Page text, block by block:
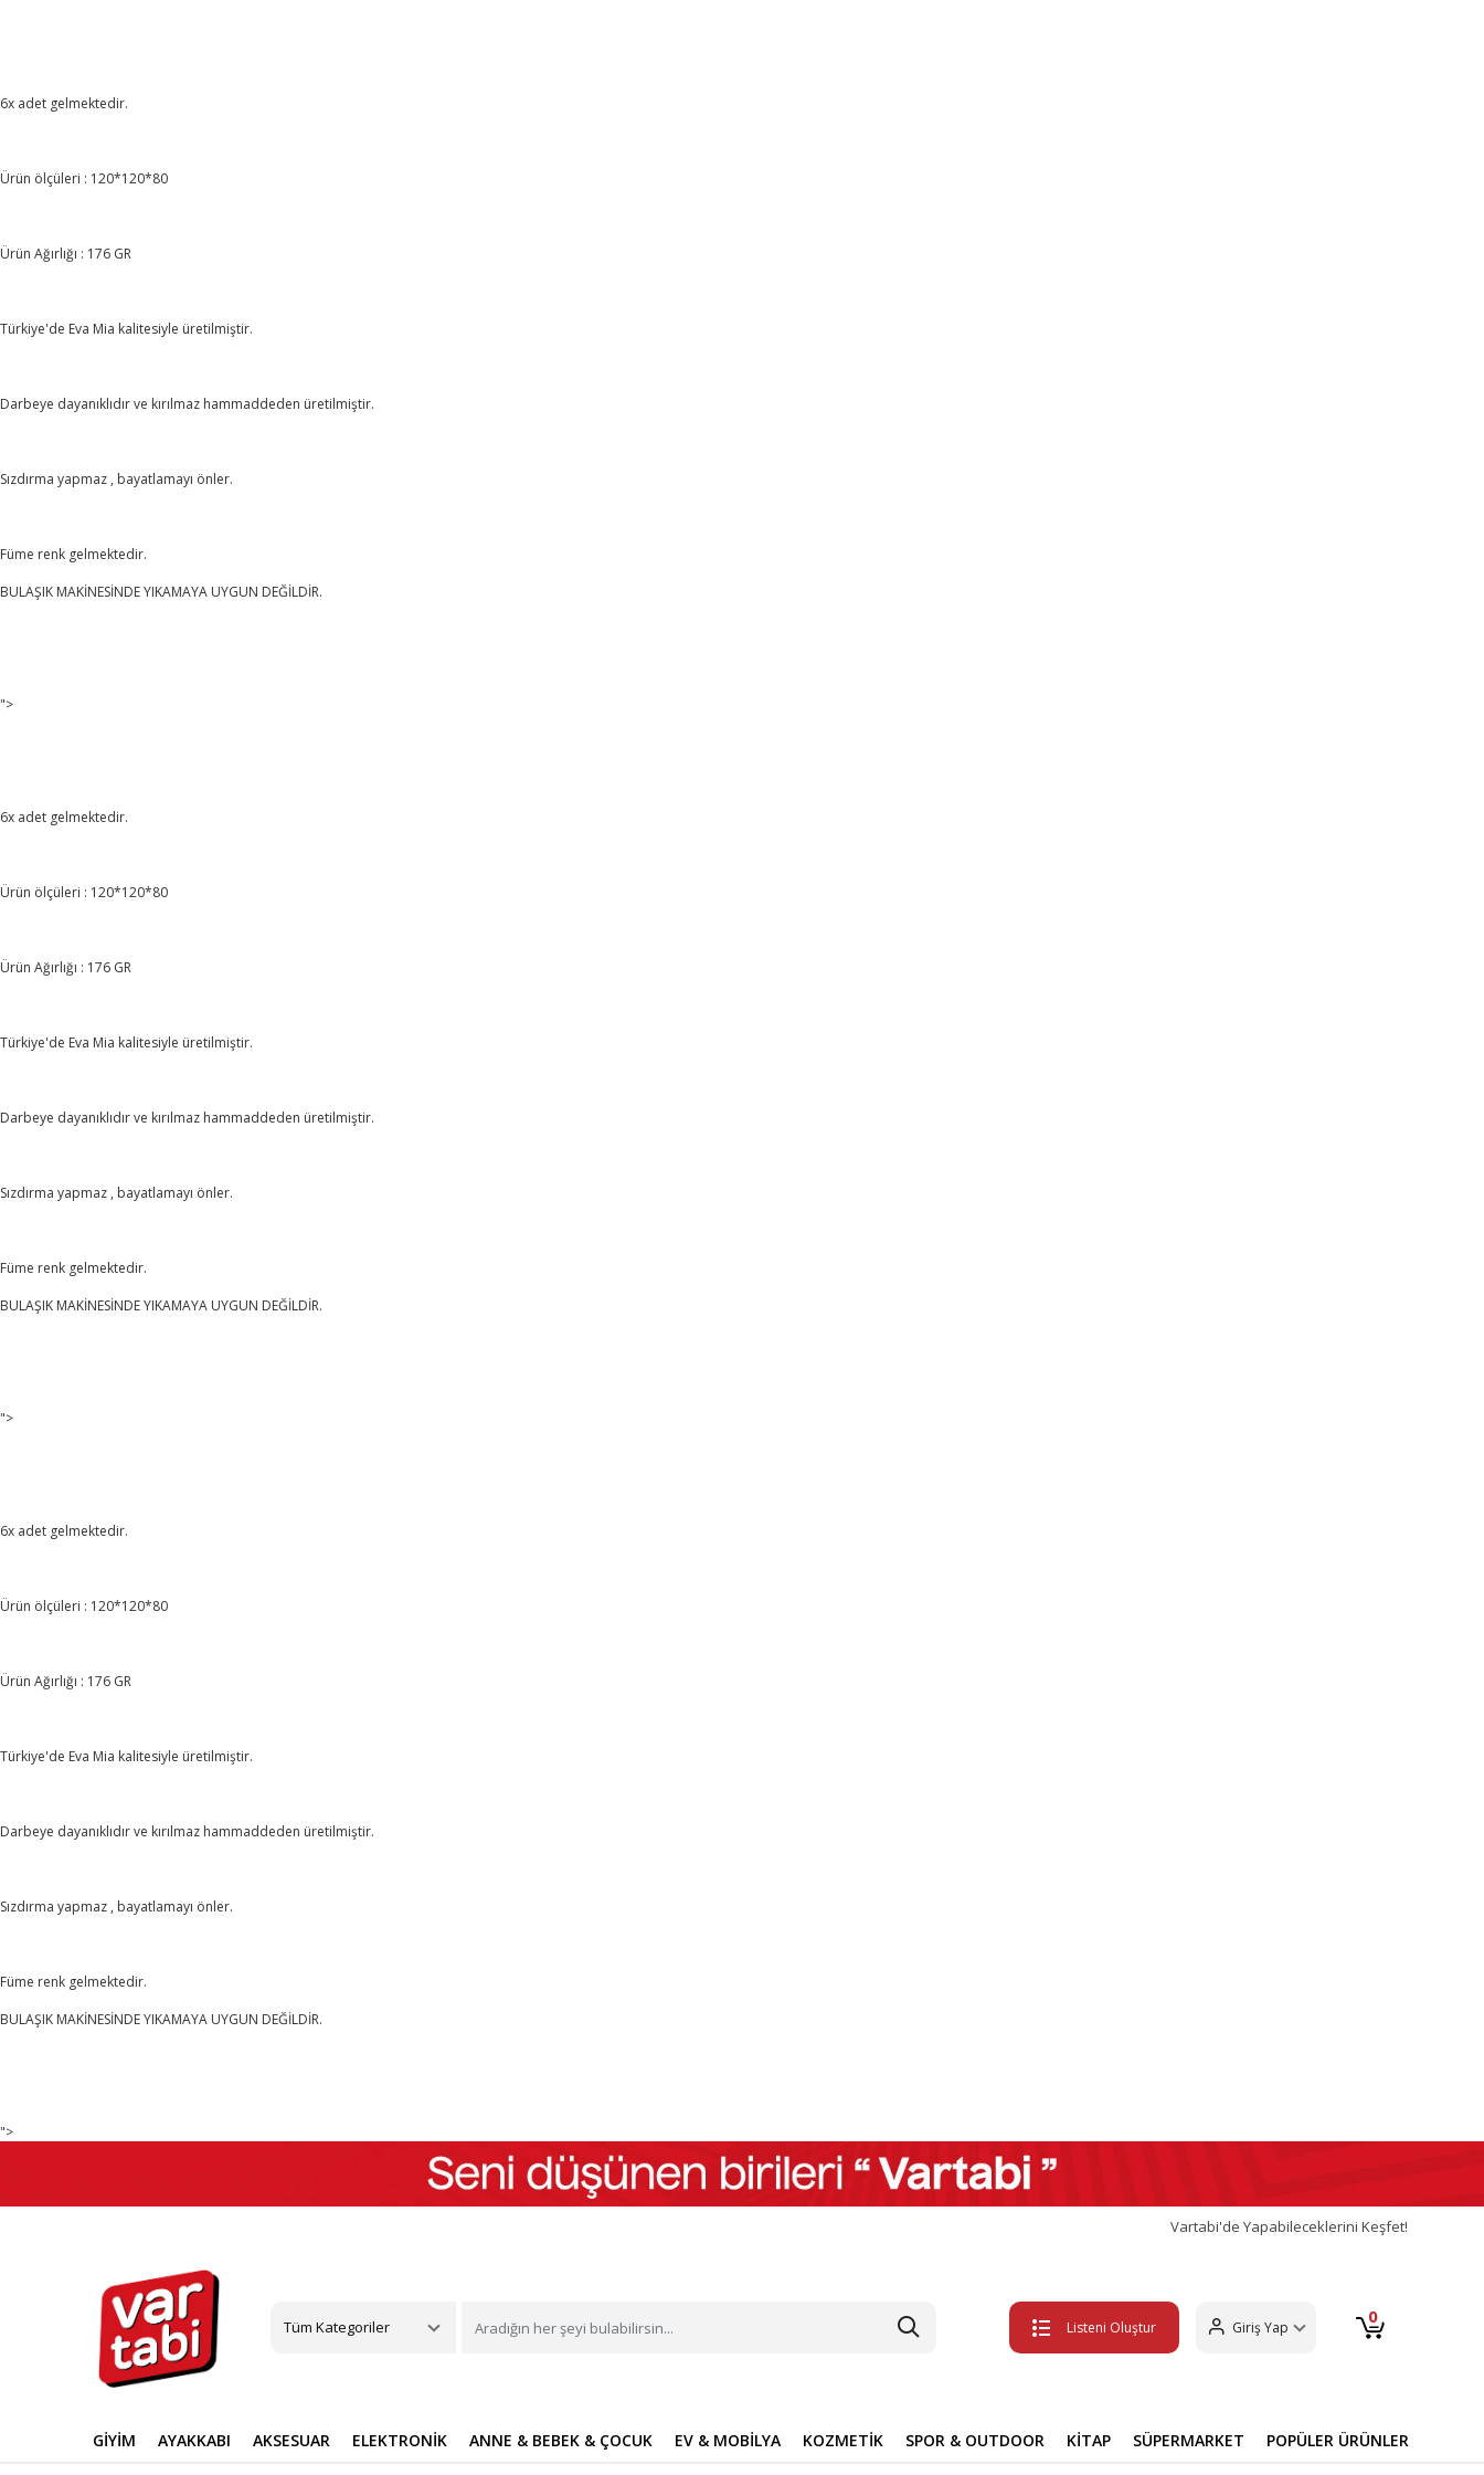
6x adet gelmektedir.
Ürün ölçüleri : 120*120*80
Ürün Ağırlığı : 176 GR
Türkiye'de Eva Mia kalitesiyle üretilmiştir.
Darbeye dayanıklıdır ve kırılmaz hammaddeden üretilmiştir.
Sızdırma yapmaz , bayatlamayı önler.
Füme renk gelmektedir.
BULAŞIK MAKİNESİNDE YIKAMAYA UYGUN DEĞİLDİR.
">
6x adet gelmektedir.
Ürün ölçüleri : 120*120*80
Ürün Ağırlığı : 176 GR
Türkiye'de Eva Mia kalitesiyle üretilmiştir.
Darbeye dayanıklıdır ve kırılmaz hammaddeden üretilmiştir.
Sızdırma yapmaz , bayatlamayı önler.
Füme renk gelmektedir.
BULAŞIK MAKİNESİNDE YIKAMAYA UYGUN DEĞİLDİR.
">
6x adet gelmektedir.
Ürün ölçüleri : 120*120*80
Ürün Ağırlığı : 176 GR
Türkiye'de Eva Mia kalitesiyle üretilmiştir.
Darbeye dayanıklıdır ve kırılmaz hammaddeden üretilmiştir.
Sızdırma yapmaz , bayatlamayı önler.
Füme renk gelmektedir.
BULAŞIK MAKİNESİNDE YIKAMAYA UYGUN DEĞİLDİR.
">
Vartabi'de Yapabileceklerini Keşfet!
Tüm Kategoriler Listeni Oluştur Giriş Yap 0
GİYİM AYAKKABI AKSESUAR ELEKTRONİK ANNE & BEBEK & ÇOCUK EV & MOBİLYA KOZMETİK SPOR & OUTDOOR KİTAP SÜPERMARKET POPÜLER ÜRÜNLER